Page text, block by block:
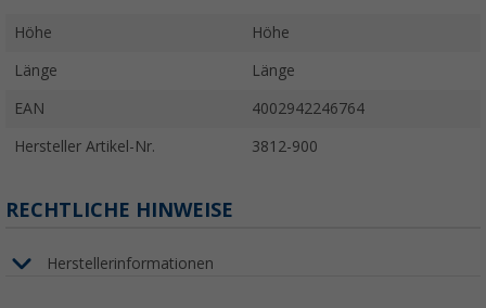
Höhe Höhe
Länge Länge
EAN 4002942246764
Hersteller Artikel-Nr. 3812-900
RECHTLICHE HINWEISE
Herstellerinformationen